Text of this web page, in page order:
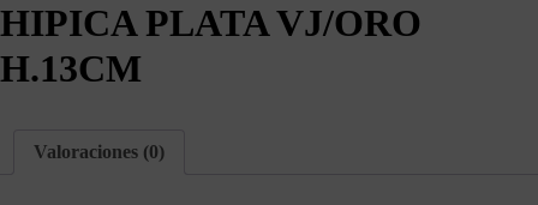
HIPICA PLATA VJ/ORO
H.13CM
Valoraciones (0)